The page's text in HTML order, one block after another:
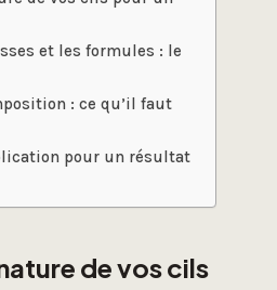
et les formules : le
: ce qu’il faut
pour un résultat
de vos cils